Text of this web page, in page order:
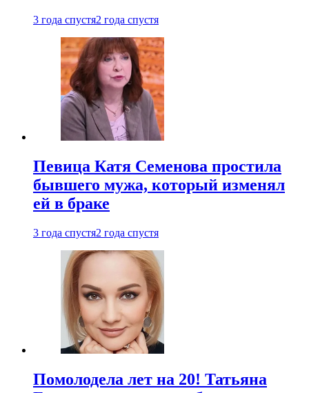
3 года спустя2 года спустя
Певица Катя Семенова простила
бывшего мужа, который изменял
ей в браке
3 года спустя2 года спустя
Помолодела лет на 20! Татьяна